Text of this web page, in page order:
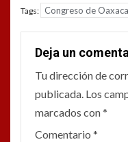
Tags: Congreso de Oaxaca
Deja un
Tu dirección de
publicada. Los
marcados con*
Comentario *